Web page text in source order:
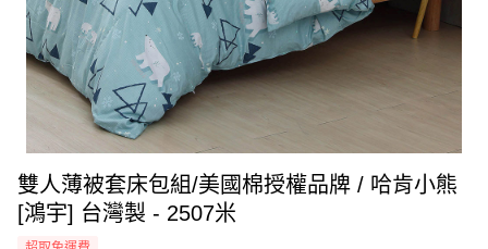
雙人薄被套床包組/美國棉授權品牌 / 哈肯小熊
[鴻宇] 台灣製 - 2507米